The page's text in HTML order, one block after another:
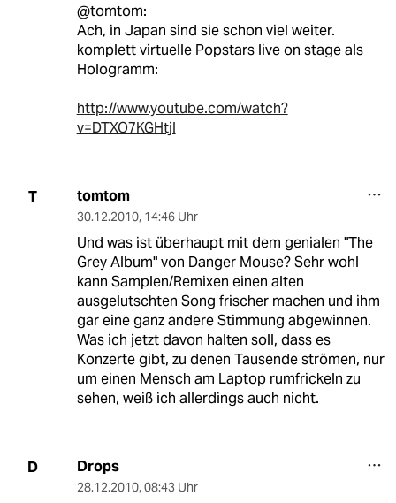
@tomtom:
Ach, in Japan sind sie schon viel weiter.
komplett virtuelle Popstars live on stage als
Hologramm:
http://www.youtube.com/watch?
v=DTXO7KGHtjI
T tomtom
30.12.2010, 14:46 Uhr
Und was ist überhaupt mit dem genialen "The
Grey Album" von Danger Mouse? Sehr wohl
kann Samplen/Remixen einen alten
ausgelutschten Song frischer machen und ihm
gar eine ganz andere Stimmung abgewinnen.
Was ich jetzt davon halten soll, dass es
Konzerte gibt, zu denen Tausende strömen, nur
um einen Mensch am Laptop rumfrickeln zu
sehen, weiß ich allerdings auch nicht.
D Drops
28.12.2010, 08:43 Uhr